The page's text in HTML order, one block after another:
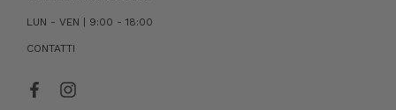
LUN - VEN | 9:00 - 18:00
CONTATTI